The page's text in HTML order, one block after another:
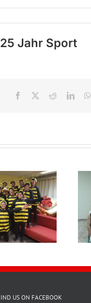
Jahr Sport
Facebook Reddit
Fasching 2014
US ON FACEBOOK